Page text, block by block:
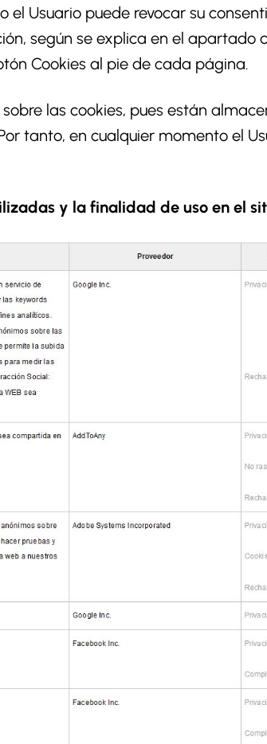
el Usuario puede revocar su
según se explica en el apartado
Cookies al pie de cada página.
las cookies, pues están
tanto, en cualquier momento el
y la finalidad de uso en el